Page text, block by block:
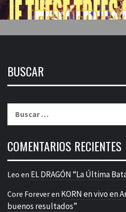
BUSCAR
COMENTARIOS RECIENTES
Leo en EL DRAGÓN “La Última
Core Foreveren KORN en vivo en
buenos resultados”